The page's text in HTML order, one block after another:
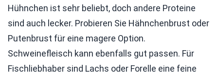
Hühnchen ist sehr beliebt, doch andere Proteine
sind auch lecker. Probieren Sie Hähnchenbrust oder
Putenbrust für eine magere Option.
Schweinefleisch kann ebenfalls gut passen. Für
Fischliebhaber sind Lachs oder Forelle eine feine